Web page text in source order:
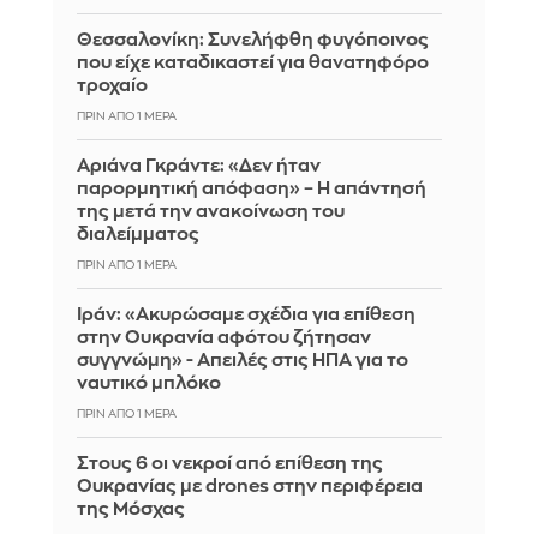
Θεσσαλονίκη: Συνελήφθη φυγόποινος
που είχε καταδικαστεί για θανατηφόρο
τροχαίο
ΠΡΙΝ ΑΠΌ 1 ΜΈΡΑ
Αριάνα Γκράντε: «Δεν ήταν
παρορμητική απόφαση» – Η απάντησή
της μετά την ανακοίνωση του
διαλείμματος
ΠΡΙΝ ΑΠΌ 1 ΜΈΡΑ
Ιράν: «Ακυρώσαμε σχέδια για επίθεση
στην Ουκρανία αφότου ζήτησαν
συγγνώμη» - Απειλές στις ΗΠΑ για το
ναυτικό μπλόκο
ΠΡΙΝ ΑΠΌ 1 ΜΈΡΑ
Στους 6 οι νεκροί από επίθεση της
Ουκρανίας με drones στην περιφέρεια
της Μόσχας